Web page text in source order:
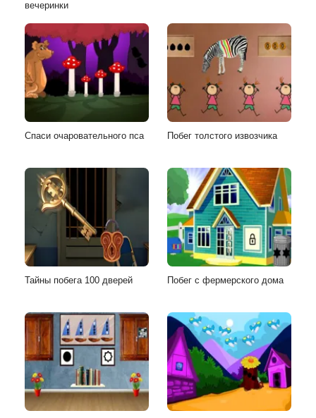
вечеринки
Спаси очаровательного пса Побег толстого извозчика
Тайны побега 100 дверей Побег с фермерского дома